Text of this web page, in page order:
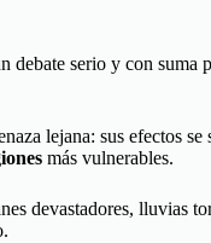
debate serio y con suma
lejana: sus efectos
más vulnerables.
devastadores, lluvias